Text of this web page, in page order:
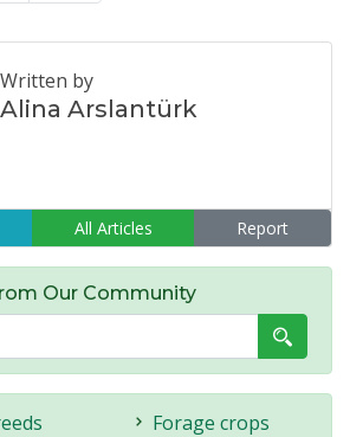
Written by
Alina Arslantürk
All Articles Report
Our Community
Forage crops